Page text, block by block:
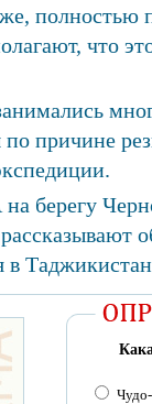
полностью
что
причине
берегу
в